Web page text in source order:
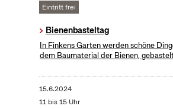
Eintritt frei
Bienenbasteltag
In Finkens Garten werden schöne
dem Baumaterial der Bienen,
15.6.2024
11 bis 15 Uhr